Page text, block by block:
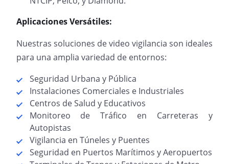
Aplicaciones Versátiles:
Nuestras soluciones de video vigilancia son ideales
para una amplia variedad de entornos:
Seguridad Urbana y Pública
Instalaciones Comerciales e Industriales
Centros de Salud y Educativos
Monitoreo de Tráfico en Carreteras y
Autopistas
Vigilancia en Túneles y Puentes
Seguridad en Puertos Marítimos y Aeropuertos